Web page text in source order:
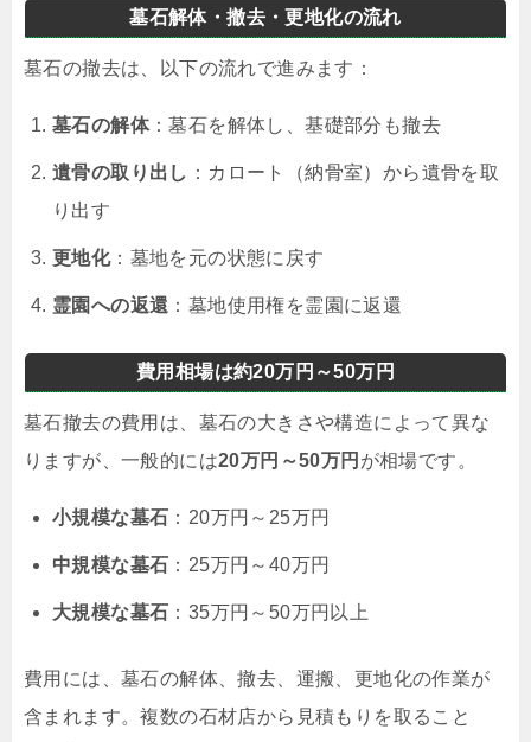
墓石解体・撤去・更地化の流れ
墓石の撤去は、以下の流れで進みます：
墓石の解体：墓石を解体し、基礎部分も撤去
遺骨の取り出し ：カロート（納骨室）から遺骨を取
り出す
更地化：墓地を元の状態に戻す
霊園への返還 ：墓地使用権を霊園に返還
費用相場は約20万円～50万円
墓石撤去の費用は、墓石の大きさや構造によって異な
りますが、一般的には20万円～50万円 が相場です。
小規模な墓石 ：20万円～25万円
中規模な墓石 ：25万円～40万円
大規模な墓石 ：35万円～50万円以上
費用には、墓石の解体、撤去、運搬、更地化の作業が
含まれます。複数の石材店から見積もりを取ること